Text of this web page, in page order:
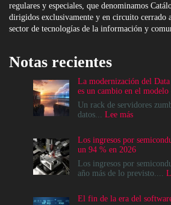
regulares y especiales, que denominamos
dirigidos exclusivamente y en circuito cerrado
sector de tecnologías de la información y
Notas recientes
La modernización del Data
es un cambio en el
Un rack de servidores
datos... Lee más:
del
Data
Center
no
destino,
Los ingresos por
un 94 % en 2026
Los ingresos por
año más de lo previsto....
El fin de la era del